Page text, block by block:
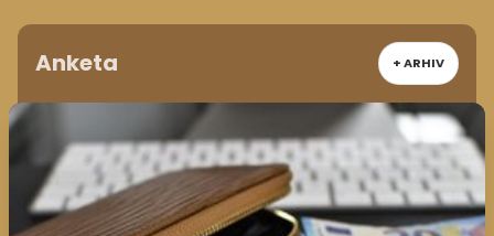
Anketa + ARHIV